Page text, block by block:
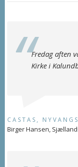
Fredag aften
Kirke i
CASTAS,
Birger Hansen,